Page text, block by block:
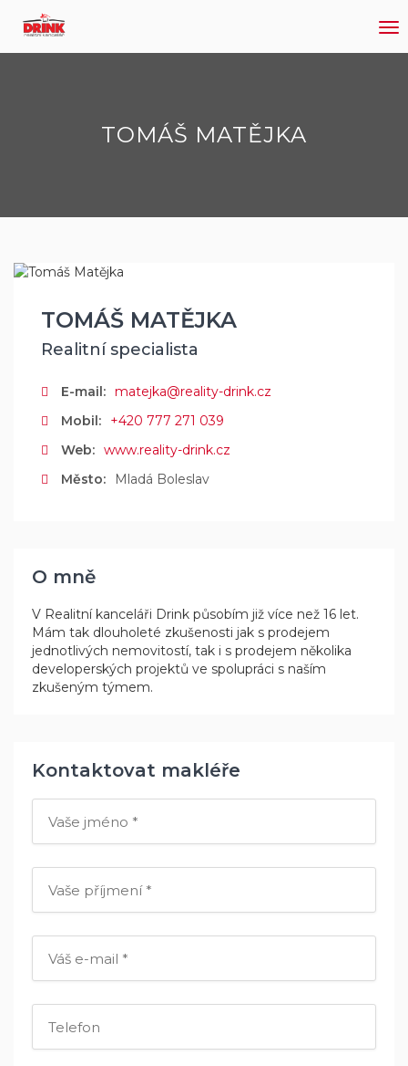
TOMÁŠ MATĚJKA
TOMÁŠ MATĚJKA
Realitní specialista
E-mail: matejka@reality-drink.cz
Mobil:
+420 777 271 039
Web: www.reality-drink.cz
Město:
Mladá Boleslav
O mně
V Realitní kanceláři Drink působím již více než 16 let.
Mám tak dlouholeté zkušenosti jak s prodejem
jednotlivých nemovitostí, tak i s prodejem několika
developerských projektů ve spolupráci s naším
zkušeným týmem.
Kontaktovat makléře